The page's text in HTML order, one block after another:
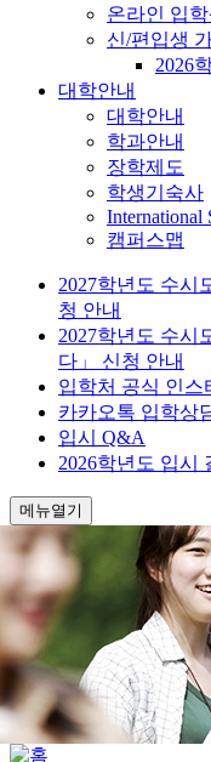
온라인 입
신/편입생
2026
대학안내
대학안내
학과안내
장학제도
학생기숙사
International
캠퍼스맵
2027학년도 수시
청 안내
2027학년도 수시
다」 신청 안내
입학처 공식 인스
카카오톡 입학상
입시 Q&A
2026학년도 입시
메뉴열기